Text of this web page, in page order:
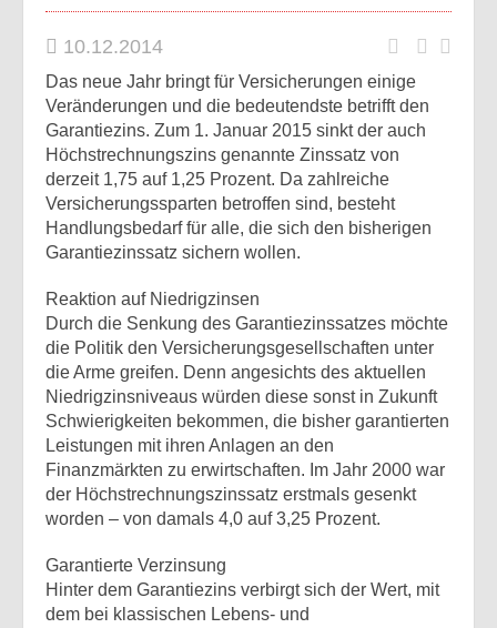
10.12.2014
Das neue Jahr bringt für Versicherungen einige
Veränderungen und die bedeutendste betrifft den
Garantiezins. Zum 1. Januar 2015 sinkt der auch
Höchstrechnungszins genannte Zinssatz von
derzeit 1,75 auf 1,25 Prozent. Da zahlreiche
Versicherungssparten betroffen sind, besteht
Handlungsbedarf für alle, die sich den bisherigen
Garantiezinssatz sichern wollen.
Reaktion auf Niedrigzinsen
Durch die Senkung des Garantiezinssatzes möchte
die Politik den Versicherungsgesellschaften unter
die Arme greifen. Denn angesichts des aktuellen
Niedrigzinsniveaus würden diese sonst in Zukunft
Schwierigkeiten bekommen, die bisher garantierten
Leistungen mit ihren Anlagen an den
Finanzmärkten zu erwirtschaften. Im Jahr 2000 war
der Höchstrechnungszinssatz erstmals gesenkt
worden – von damals 4,0 auf 3,25 Prozent.
Garantierte Verzinsung
Hinter dem Garantiezins verbirgt sich der Wert, mit
dem bei klassischen Lebens- und